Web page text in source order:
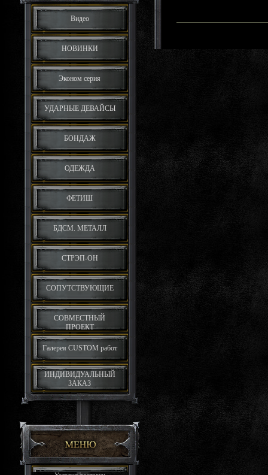
Видео
НОВИНКИ
Эконом серия
УДАРНЫЕ ДЕВАЙСЫ
БОНДАЖ
ОДЕЖДА
ФЕТИШ
БДСМ. МЕТАЛЛ
СТРЭП-ОН
СОПУТСТВУЮЩИЕ
СОВМЕСТНЫЙ
ПРОЕКТ
Галерея CUSTOM работ
ИНДИВИДУАЛЬНЫЙ
ЗАКАЗ